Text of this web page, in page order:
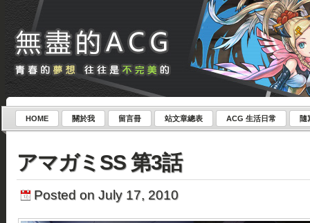
HOME 關於我 留言冊 站文章總表 ACG 生活日常 隨
アマガミSS 第3話
Posted on July 17, 2010